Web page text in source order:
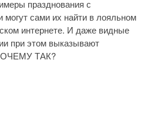
празднования с
могут сами их найти в лояльном
интернете. И даже видные
при этом выказывают
ТАК?